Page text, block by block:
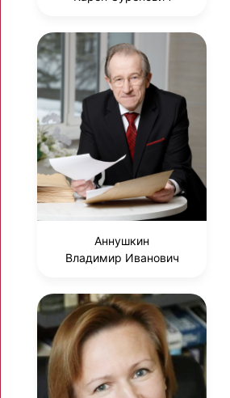
Аннушкин
Владимир Иванович